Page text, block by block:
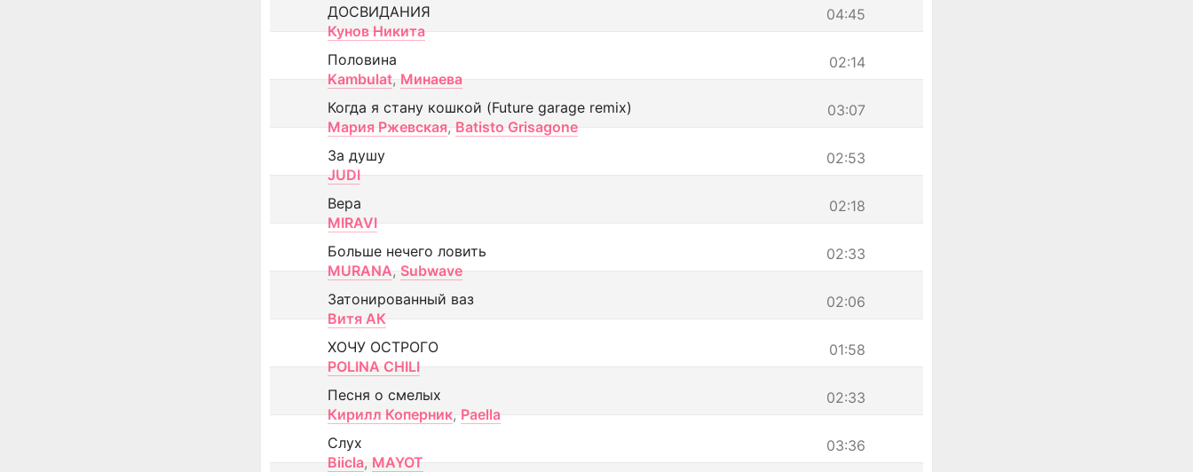
04:45
ДОСВИДАНИЯ
Кунов Никита
02:14
Половина
Kambulat, Минаева
03:07
Когда я стану кошкой (Future garage remix)
Мария Ржевская, Batisto Grisagone
02:53
За душу
JUDI
02:18
Вера
MIRAVI
02:33
Больше нечего ловить
MURANA, Subwave
02:06
Затонированный ваз
Витя АК
01:58
ХОЧУ ОСТРОГО
POLINA CHILI
02:33
Песня о смелых
Кирилл Коперник, Paella
03:36
Слух
Biicla, MAYOT